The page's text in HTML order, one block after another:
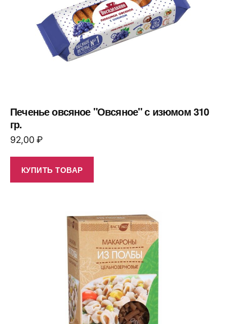
Печенье овсяное "Овсяное" с изюмом 310
гр.
92,00₽
КУПИТЬ ТОВАР